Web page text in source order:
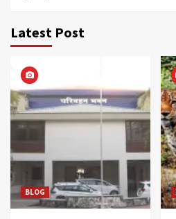
Latest Post
BLOG